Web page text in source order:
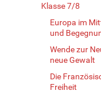
Klasse 7/8
Europa im
und
Wende zur
neue Gewalt
Die
Freiheit